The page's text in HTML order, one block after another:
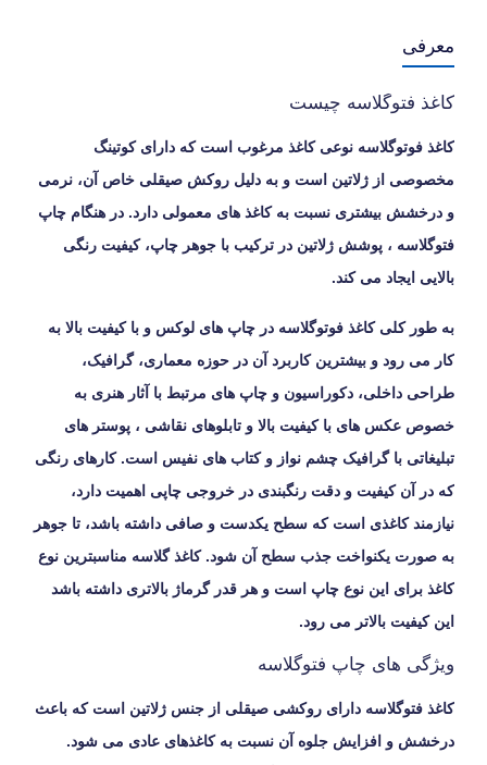
معرفی
کاغذ فتوگلاسه چیست
کاغذ فوتوگلاسه نوعی کاغذ مرغوب است که دارای کوتینگ
مخصوصی از ژلاتین است و به ‏دلیل روکش صیقلی خاص آن، نرمی
و درخشش بیشتری نسبت به کاغذ های معمولی دارد. در ‏هنگام چاپ
فتوگلاسه ، پوشش ژلاتین در ترکیب با جوهر چاپ، کیفیت رنگی
بالایی ایجاد می کند. ‏
به طور کلی کاغذ فوتوگلاسه در چاپ های لوکس و با کیفیت بالا به
کار می رود و بیشترین کاربرد آن ‏در حوزه معماری، گرافیک،
طراحی داخلی، دکوراسیون و چاپ های مرتبط با آثار هنری به
خصوص ‏عکس های با کیفیت بالا و تابلوهای نقاشی ، پوستر های
تبلیغاتی با گرافیک چشم نواز و کتاب های ‏نفیس است. کارهای رنگی
که در آن کیفیت و دقت رنگبندی در خروجی چاپی اهمیت دارد،
نیازمندکاغذی است که سطح یکدست و صافی داشته باشد، تا جوهر
به صورت یکنواخت جذب سطح آن ‏شود. کاغذ گلاسه مناسبترین نوع
کاغذ برای این نوع چاپ است و هر قدر گرماژ بالاتری داشته باشد
‏این کیفیت بالاتر می رود.‏
ویژگی های چاپ فتوگلاسه
کاغذ فتوگلاسه دارای روکشی صیقلی از جنس ژلاتین است که باعث
درخشش و افزایش جلوه آن نسبت به کاغذهای عادی می شود.